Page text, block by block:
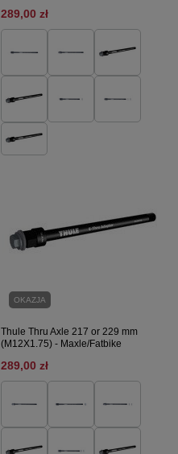
289,00 zł
OKAZJA
Thule Thru Axle 217 or 229 mm
(M12X1.75) - Maxle/Fatbike
289,00 zł